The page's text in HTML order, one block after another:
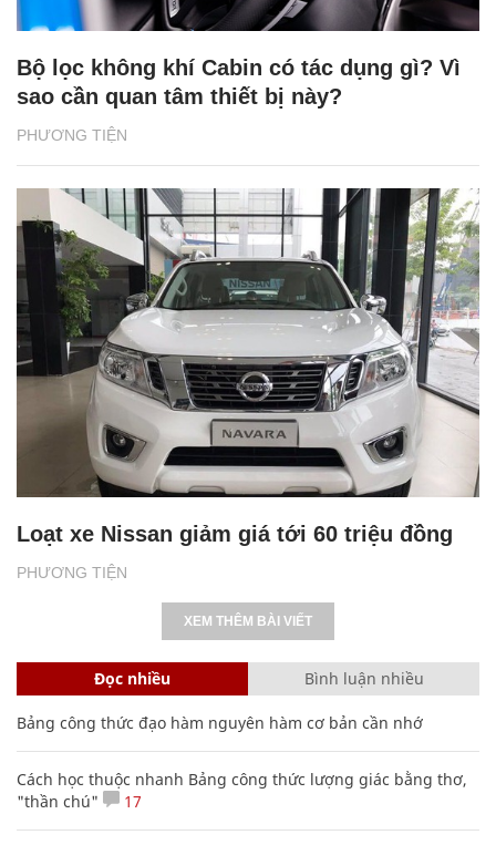
PHƯƠNG TIỆN
Bộ lọc không khí Cabin có tác dụng gì? Vì
sao cần quan tâm thiết bị này?
PHƯƠNG TIỆN
Loạt xe Nissan giảm giá tới 60 triệu đồng
XEM THÊM BÀI VIẾT
Đọc nhiều Bình luận nhiều
Bảng công thức đạo hàm nguyên hàm cơ bản cần nhớ
Cách học thuộc nhanh Bảng công thức lượng giác bằng thơ,
"thần chú"
17